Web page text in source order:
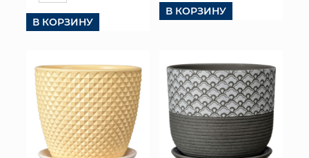
В КОРЗИНУ
В КОРЗИНУ